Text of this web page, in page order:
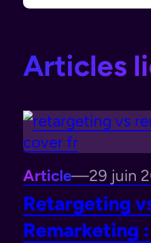
Articles
Article—29 juin
Retargeting
Remarketing